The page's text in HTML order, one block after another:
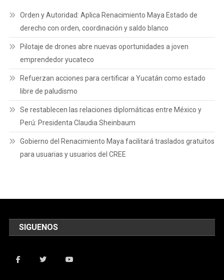
Orden y Autoridad: Aplica Renacimiento Maya Estado de
derecho con orden, coordinación y saldo blanco
Pilotaje de drones abre nuevas oportunidades a joven
emprendedor yucateco
Refuerzan acciones para certificar a Yucatán como estado
libre de paludismo
Se restablecen las relaciones diplomáticas entre México y
Perú: Presidenta Claudia Sheinbaum
Gobierno del Renacimiento Maya facilitará traslados gratuitos
para usuarias y usuarios del CREE
SIGUENOS